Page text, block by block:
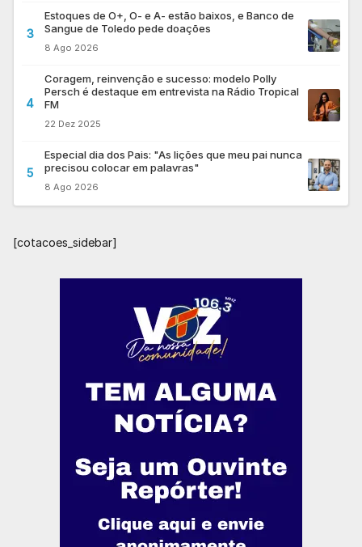
3
Estoques de O+, O- e A- estão baixos, e Banco de
Sangue de Toledo pede doações
8 Ago 2026
4
Coragem, reinvenção e sucesso: modelo Polly
Persch é destaque em entrevista na Rádio Tropical
FM
22 Dez 2025
5
Especial dia dos Pais: "As lições que meu pai nunca
precisou colocar em palavras"
8 Ago 2026
[cotacoes_sidebar]